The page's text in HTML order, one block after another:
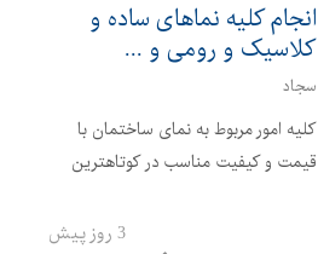
انجام کلیه نماهای ساده و
کلاسیک و رومی و ...
سجاد
کلیه امور مربوط به نمای ساختمان با
قیمت و کیفیت مناسب در کوتاهترین
انجام میدم انجام کلیه نماهای ساده و
3 روز پیش